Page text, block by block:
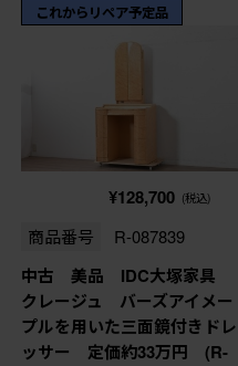
これからリペア予定品
¥128,700 (税込)
商品番号 R-087839
中古 美品 IDC大塚家具
クレージュ バーズアイメー
プルを用いた三面鏡付きドレ
ッサー 定価約33万円 (R-